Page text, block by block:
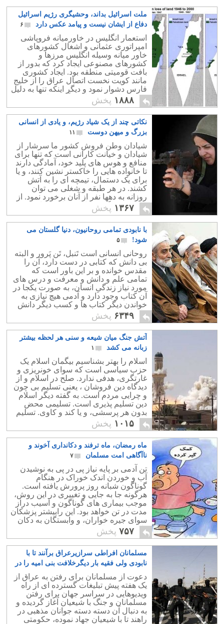
ملت اسرائیل بداند، وحشیگری رژیم اسرائیل
دفاع از ایشان نیست و پیامد عکس دارد
۶
استعمار انگلیس در خاورمیانه فروپاشی
امپراتوری عثمانی و اشغال کشورهای
خاور میانه وسیله انگلیس مرزها و
کشورهای مصنوعی ایجاد کرد که بدور از
بافت قومیتی منطقه بود. ایجاد کشوری
مانند کویت نخست اتصال عراق را از خلیج
فارس دشوار نمود و دیگر اینکه تنها به دلیل
وجود منابع نفتی زیاد در آن منطقه ی
کوچک است.
۱۸۸۸ پخش
نکاتی چند از یک شیاد رژیم، و یادی از انسانی
بزرگ و میهن دوست
۱۱
شیادان وطن فروش کشور ما سرشار از
شیادان و خیانت کارانی است که تنها برای
منافع و هوس های پلید خود، آمادگی دارند
تا خانواده هایی را خاکستر نشین کنند، و یا
برای یک دستمال، تیمچه ای را به آتش
کشند. در هر طبقه و شغلی می توان
روزانه به دهها نفر از آنان برخورد نمود. از
بازاری دزد گرفته تا دکترهای قصاب
۱۳۶۷ پخش
با نابودی تمامی روحانیون، دنیا گلستان می
شود!
۵
روحانی انسانی است تَنبل، تَن پَرور و البته
بی دانش که کتابی در دست دارد، آن را
مقدس خوانده و بر این باور است که
تمامی علم و دانش و معرفت و درس های
مورد نیاز زندگیِ انسان، به صورت یکجا در
آن کتاب وجود دارد و آدمی هیچ نیازی به
خواندن دیگر کتاب ها و کسب دیگر دانش
ها ندارد.
۶۳۴۹ پخش
آتش جنگ میان شیعه و سنی هر لحظه بیشتر
زبانه می کشد
۱
اسلام را بهتر بشناسیم بیگمان اسلام یک
حزب سیاسی است که سوای خونریزی و
غارتگری، هدفی ندارد. صلح در اسلام و از
دیدگاه دین فروشان ، یعنی تسلیم بی چون
و چرایی مردم است. به گفته دیگر اسلام
دین تسلیم پذیری است. تسلیمی محض
بدون هر پرسشی، و یا کند و کاوی. تسلیم
در برابر الله ناشناخته و اختراعی محمد
عبدالله.
۱۰۱۵ پخش
ماه رمضان، ماه ترفند و دکانداری آخوند و
ناآگاهی امت مسلمان
۷
تن آدمی بر پایه نیاز پی در پی به نوشیدن
آب و خوردن اندک خوراک در هنگام
گوناگون شبانه روز پرورش یافته است.
هرگونه جا به جایی و تغییری در این روش،
موجب بیماری های گوناگون و آسیب دراز
مدت در تن خواهد بود. این رابیشتر پزشکان
سوای جیره خواران، و وابستگان به دکان
داران دینی بدان سفارش و توصیه می کنند.
۷۵۷ پخش
مسلمانان افراطی سرازیرعراق برآنند تا با
نابودی ولی فقیه بار دیگرخلافت بنی امیه را در
جهان برپا کنند
۵
دعوت از مسلمانان برای رفتن به عراق از
یک هفته پیش تبلیغات گسترده ای از راه
ویدیوهایی در سراسر جهان برای رفتن
مسلمانان و جنگ با شیعیان آغاز گردیده و
به دنبال آن دسته دسته جوانان مذهبی در
راهند تا با شیعیان جهاد نموده، حکومتی